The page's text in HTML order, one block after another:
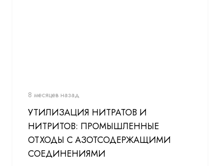
8 месяцев назад
УТИЛИЗАЦИЯ НИТРАТОВ И
НИТРИТОВ: ПРОМЫШЛЕННЫЕ
ОТХОДЫ С АЗОТСОДЕРЖАЩИМИ
СОЕДИНЕНИЯМИ